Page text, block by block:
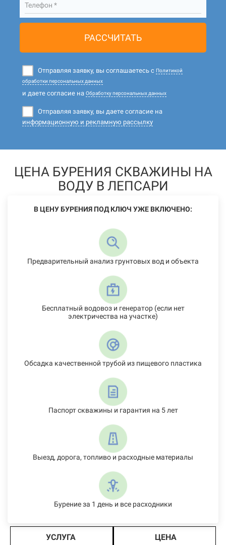
Телефон *
РАССЧИТАТЬ
Отправляя заявку, вы соглашаетесь с Политикой
обработки персональных данных
и даете согласие на Обработку персональных данных
Отправляя заявку, вы даете согласие на
информационную и рекламную рассылку
ЦЕНА БУРЕНИЯ СКВАЖИНЫ НА
ВОДУ В ЛЕПСАРИ
В ЦЕНУ БУРЕНИЯ ПОД КЛЮЧ УЖЕ ВКЛЮЧЕНО:
Предварительный анализ грунтовых вод и объекта
Бесплатный водовоз и генератор (если нет
электричества на участке)
Обсадка качественной трубой из пищевого пластика
Паспорт скважины и гарантия на 5 лет
Выезд, дорога, топливо и расходные материалы
Бурение за 1 день и все расходники
УСЛУГА ЦЕНА